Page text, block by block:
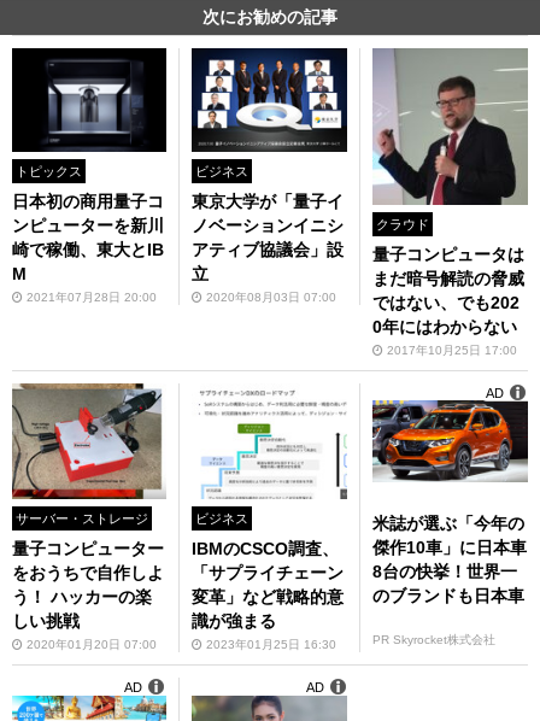
次にお勧めの記事
トピックス
日本初の商用量子コ
ンピューターを新川
崎で稼働、東大とIB
M
2021年07月28日 20:00
ビジネス
東京大学が「量子イ
ノベーションイニシ
アティブ協議会」設
立
2020年08月03日 07:00
クラウド
量子コンピュータは
まだ暗号解読の脅威
ではない、でも202
0年にはわからない
2017年10月25日 17:00
サーバー・ストレージ
量子コンピューター
をおうちで自作しよ
う！ ハッカーの楽
しい挑戦
2020年01月20日 07:00
ビジネス
IBMのCSCO調査、
「サプライチェーン
変革」など戦略的意
識が強まる
2023年01月25日 16:30
米誌が選ぶ「今年の
傑作10車」に日本車
8台の快挙！世界一
のブランドも日本車
PR Skyrocket株式会社
AD
AD AD